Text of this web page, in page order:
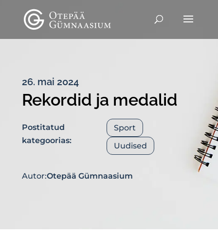
26. mai 2024
Rekordid ja medalid
Postitatud
kategoorias:
Sport
Uudised
Autor:Otepää Gümnaasium